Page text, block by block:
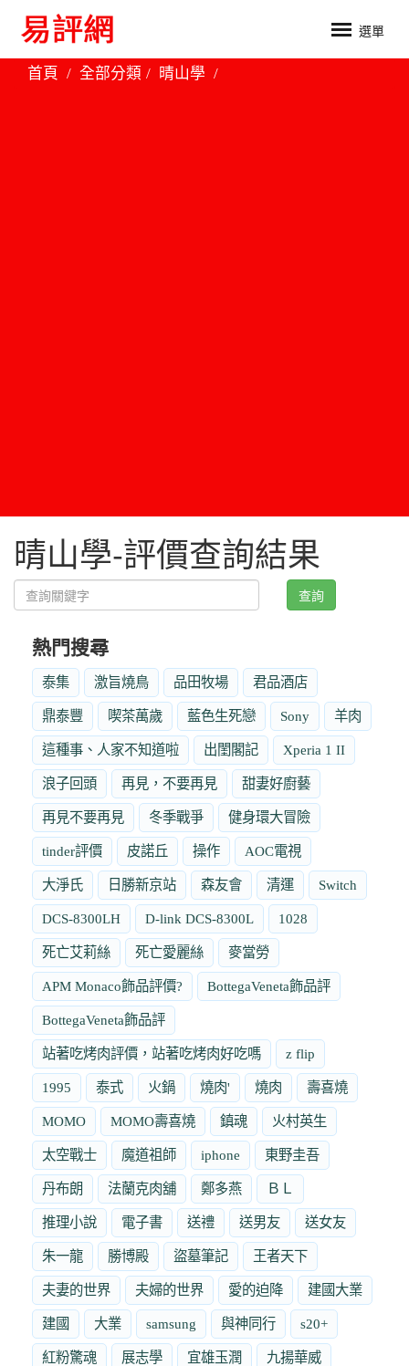
選單
首頁 全部分類 晴山學
晴山學-評價查詢結果
查詢
熱門搜尋
泰集 激旨燒鳥 品田牧場 君品酒店
鼎泰豐 喫茶萬歲 藍色生死戀 Sony 羊肉
這種事、人家不知道啦 出閨閣記 Xperia 1 II
浪子回頭 再見，不要再見 甜妻好廚藝
再見不要再見 冬季戰爭 健身環大冒險
tinder評價 皮諾丘 操作 AOC電視
大淨氏 日勝新京站 森友會 清運 Switch
DCS-8300LH D-link DCS-8300L 1028
死亡艾莉絲 死亡愛麗絲 麥當勞
APM Monaco飾品評價? BottegaVeneta飾品評
BottegaVeneta飾品評
站著吃烤肉評價，站著吃烤肉好吃嗎 z flip
1995 泰式 火鍋 燒肉' 燒肉 壽喜燒
MOMO MOMO壽喜燒 鎮魂 火村英生
太空戰士 魔道祖師 iphone 東野圭吾
丹布朗 法蘭克肉舖 鄭多燕 ＢＬ
推理小說 電子書 送禮 送男友 送女友
朱一龍 勝博殿 盜墓筆記 王者天下
夫妻的世界 夫婦的世界 愛的迫降 建國大業
建國 大業 samsung 與神同行 s20+
紅粉驚魂 展志學 宜雄玉潤 九揚華威